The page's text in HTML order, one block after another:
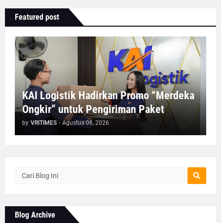
Featured post
KAI Logistik Hadirkan Promo “Merdeka
Ongkir” untuk Pengiriman Paket
by VRITIMES - Agustus 06, 2026
Blog Archive